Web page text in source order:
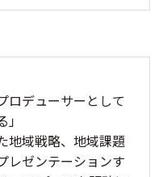
ロデューサーとして
地域戦略、地域課題
レゼンテーションす